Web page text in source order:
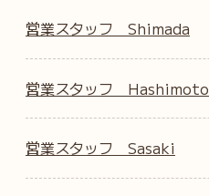
営業スタッフ Shimada
営業スタッフ Hashimoto
営業スタッフ Sasaki